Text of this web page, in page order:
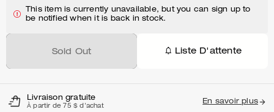
This item is currently unavailable, but you can sign up to
be notified when it is back in stock.
Sold Out Liste D'attente
Livraison gratuite
À partir de 75 $ d'achat
En savoir plus